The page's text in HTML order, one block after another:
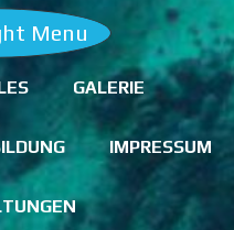
Menu
GALERIE
IMPRESSUM